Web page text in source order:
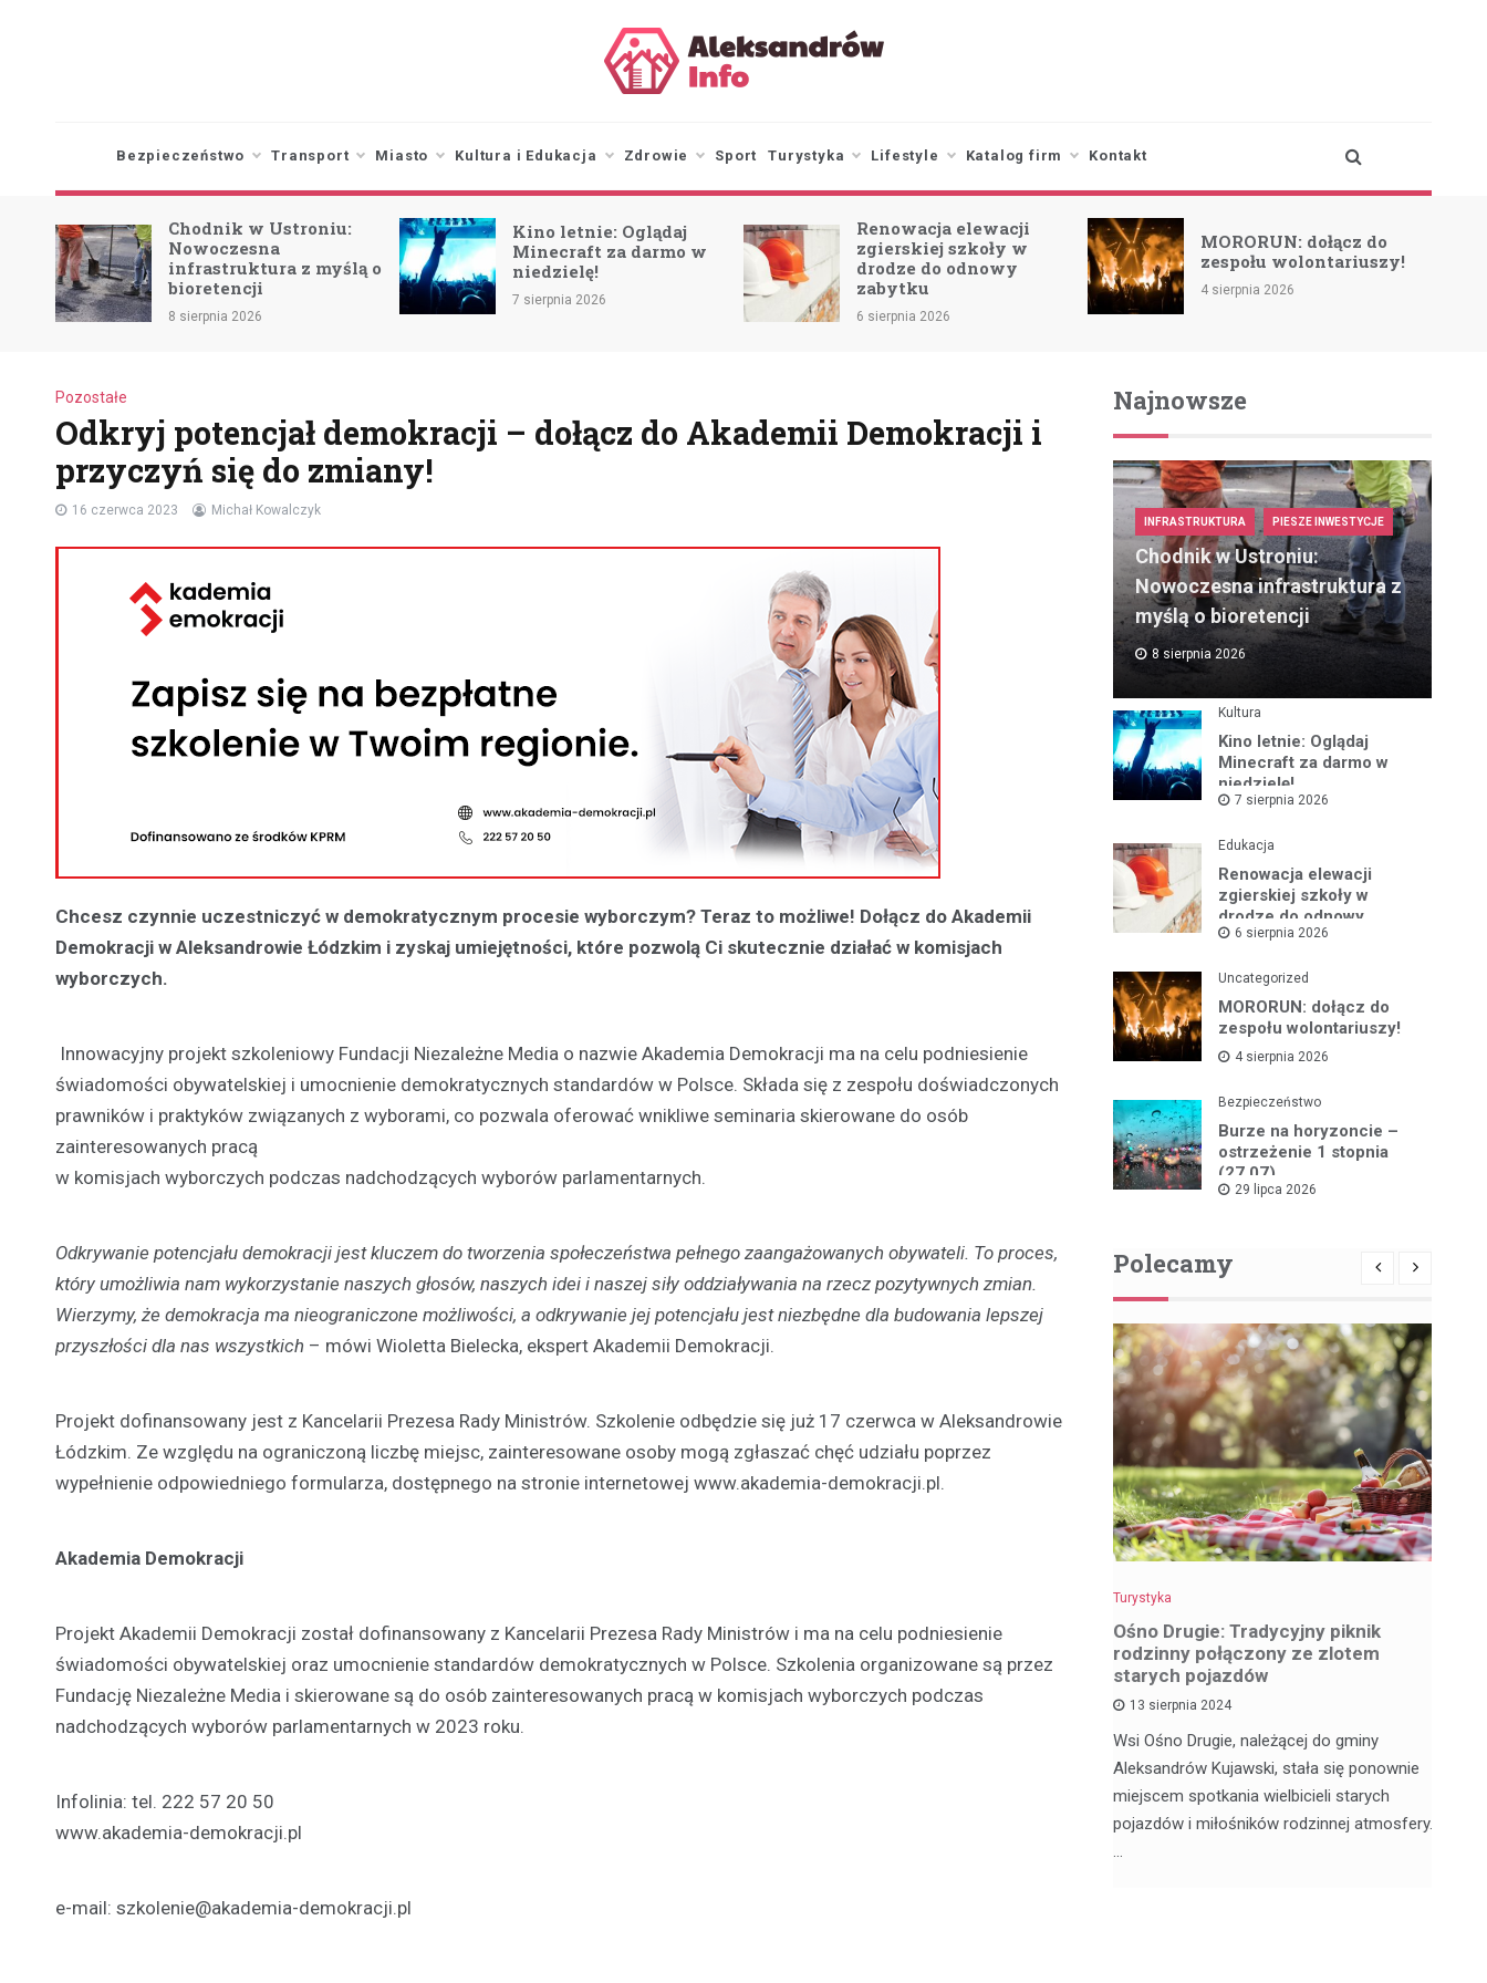
Bezpieczeństwo Transport Miasto Kultura i Edukacja Zdrowie Sport Turystyka Lifestyle Katalog firm Kontakt
Chodnik w Ustroniu:
Nowoczesna
infrastruktura z myślą o
bioretencji
8 sierpnia 2026
Kino letnie: Oglądaj
Minecraft za darmo w
niedzielę!
7 sierpnia 2026
Renowacja elewacji
zgierskiej szkoły w
drodze do odnowy
zabytku
6 sierpnia 2026
MORORUN: dołącz do
zespołu wolontariuszy!
4 sierpnia 2026
Pozostałe
Odkryj potencjał demokracji – dołącz do Akademii Demokracji i
przyczyń się do zmiany!
16 czerwca 2023 Michał Kowalczyk
Chcesz czynnie uczestniczyć w demokratycznym procesie wyborczym? Teraz to możliwe! Dołącz do Akademii
Demokracji w Aleksandrowie Łódzkim i zyskaj umiejętności, które pozwolą Ci skutecznie działać w komisjach
wyborczych.
Innowacyjny projekt szkoleniowy Fundacji Niezależne Media o nazwie Akademia Demokracji ma na celu podniesienie
świadomości obywatelskiej i umocnienie demokratycznych standardów w Polsce. Składa się z zespołu doświadczonych
prawników i praktyków związanych z wyborami, co pozwala oferować wnikliwe seminaria skierowane do osób
zainteresowanych pracą
w komisjach wyborczych podczas nadchodzących wyborów parlamentarnych.
Odkrywanie potencjału demokracji jest kluczem do tworzenia społeczeństwa pełnego zaangażowanych obywateli. To proces,
który umożliwia nam wykorzystanie naszych głosów, naszych idei i naszej siły oddziaływania na rzecz pozytywnych zmian.
Wierzymy, że demokracja ma nieograniczone możliwości, a odkrywanie jej potencjału jest niezbędne dla budowania lepszej
przyszłości dla nas wszystkich – mówi Wioletta Bielecka, ekspert Akademii Demokracji.
Projekt dofinansowany jest z Kancelarii Prezesa Rady Ministrów. Szkolenie odbędzie się już 17 czerwca w Aleksandrowie
Łódzkim. Ze względu na ograniczoną liczbę miejsc, zainteresowane osoby mogą zgłaszać chęć udziału poprzez
wypełnienie odpowiedniego formularza, dostępnego na stronie internetowej www.akademia-demokracji.pl.
Akademia Demokracji
Projekt Akademii Demokracji został dofinansowany z Kancelarii Prezesa Rady Ministrów i ma na celu podniesienie
świadomości obywatelskiej oraz umocnienie standardów demokratycznych w Polsce. Szkolenia organizowane są przez
Fundację Niezależne Media i skierowane są do osób zainteresowanych pracą w komisjach wyborczych podczas
nadchodzących wyborów parlamentarnych w 2023 roku.
Infolinia: tel. 222 57 20 50
www.akademia-demokracji.pl
e-mail: szkolenie@akademia-demokracji.pl
Najnowsze
INFRASTRUKTURA PIESZE INWESTYCJE
Chodnik w Ustroniu:
Nowoczesna infrastruktura z
myślą o bioretencji
8 sierpnia 2026
Kultura
Kino letnie: Oglądaj
Minecraft za darmo w
niedzielę!
7 sierpnia 2026
Edukacja
Renowacja elewacji
zgierskiej szkoły w
drodze do odnowy
zabytku
6 sierpnia 2026
Uncategorized
MORORUN: dołącz do
zespołu wolontariuszy!
4 sierpnia 2026
Bezpieczeństwo
Burze na horyzoncie –
ostrzeżenie 1 stopnia
(27.07)
29 lipca 2026
Polecamy
Jedziesz do Łodzi? Zobacz
najciekawsze miejsca w…
Aleksandrowie Łódzkim
21 lutego 2022
Turystyka
Ośno Drugie: Tradycyjny piknik
rodzinny połączony ze zlotem
starych pojazdów
13 sierpnia 2024
Wsi Ośno Drugie, należącej do gminy
Aleksandrów Kujawski, stała się ponownie
miejscem spotkania wielbicieli starych
pojazdów i miłośników rodzinnej atmosfery.